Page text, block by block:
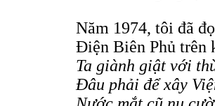
Năm 1974, tôi đã
Ðiện Biên Phủ trên
Ta giành giật với
Ðâu phải để xây